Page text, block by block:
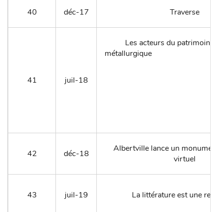
40 déc-17 Traverse
41 juil-18
Les acteurs du patrimoine
42 déc-18
Albertville lance un
virtuel
43 juil-19 La littérature est une